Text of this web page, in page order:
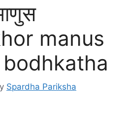
manus
Spardha Pariksha